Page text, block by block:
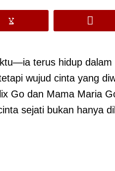
terus hidup dalam
wujud cinta yang
Go dan Mama Maria
sejati bukan hanya